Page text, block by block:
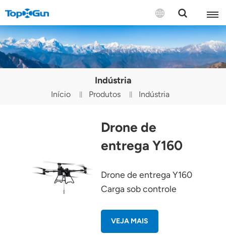
CONTATE-NOS
English
Español
Português(Portugal)
Português(Brasil)
Türkçe
Indústria
Início Produtos Indústria
Drone de
entrega Y160
Drone de entrega Y160
Carga sob controle
VEJA MAIS